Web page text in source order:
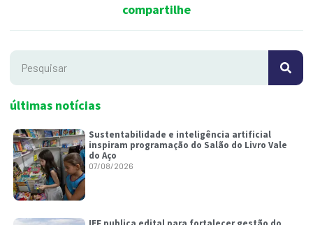
compartilhe
últimas notícias
Sustentabilidade e inteligência artificial
inspiram programação do Salão do Livro Vale
do Aço
07/08/2026